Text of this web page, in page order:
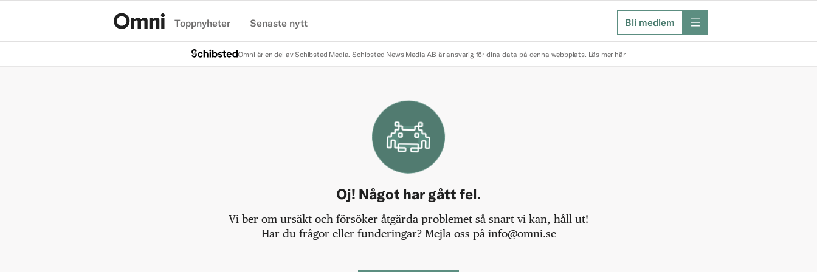
Toppnyheter Senaste nytt Bli medlem meny
Omni är en del av Schibsted Media. Schibsted News Media AB är ansvarig för dina data på denna webbplats. Läs mer här
Oj! Något har gått fel.
Vi ber om ursäkt och försöker åtgärda problemet så snart vi kan, håll ut!
Har du frågor eller funderingar? Mejla oss på info@omni.se